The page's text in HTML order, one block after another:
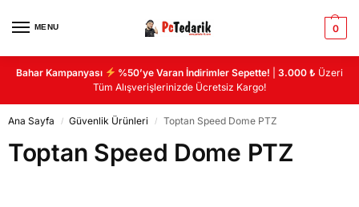
MENU 0
Bahar Kampanyası %50’ye Varan İndirimler Sepette! |3.000 ₺ Üzeri
Tüm Alışverişlerinizde Ücretsiz Kargo!
Ana Sayfa / Güvenlik Ürünleri / Toptan Speed Dome PTZ
Toptan Speed Dome PTZ